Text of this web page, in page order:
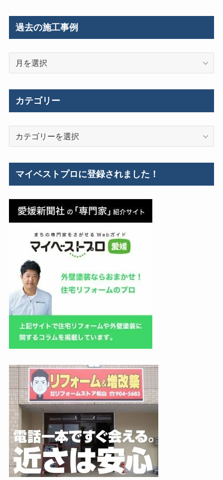
過去の施工事例
カテゴリー
マイベストプロに登録されました！